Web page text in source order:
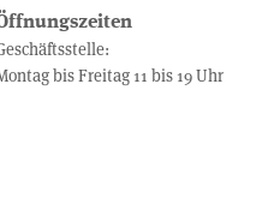
bis Freitag 11 bis 19 Uhr